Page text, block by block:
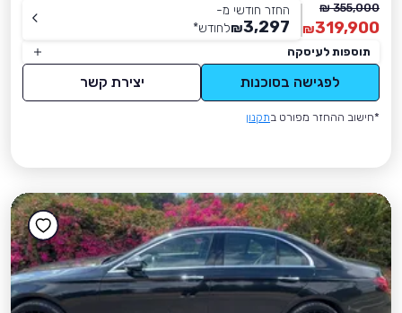
355,000 ₪
319,900
₪
החזר חודשי מ-
3,297
₪לחודש*
תוספות לעיסקה
לפגישה בסוכנות יצירת קשר
*חישוב ההחזר מפורט בתקנון